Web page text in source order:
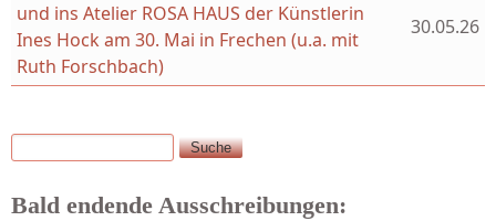
und ins Atelier ROSA HAUS der Künstlerin
Ines Hock am 30. Mai in Frechen (u.a. mit
Ruth Forschbach)
30.05.26
Suchformular
Suche
Bald endende Ausschreibungen: